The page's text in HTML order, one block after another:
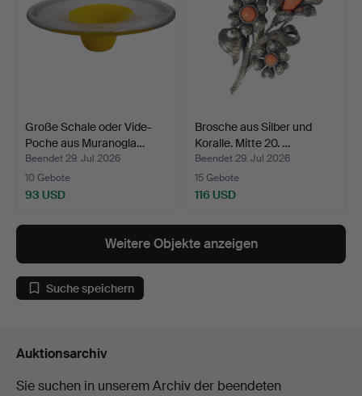
Große Schale oder Vide-
Poche aus Muranogla…
Beendet 29. Jul 2026
10 Gebote
93 USD
Brosche aus Silber und
Koralle. Mitte 20. …
Beendet 29. Jul 2026
15 Gebote
116 USD
Weitere Objekte anzeigen
Suche speichern
Auktionsarchiv
Sie suchen in unserem Archiv der beendeten